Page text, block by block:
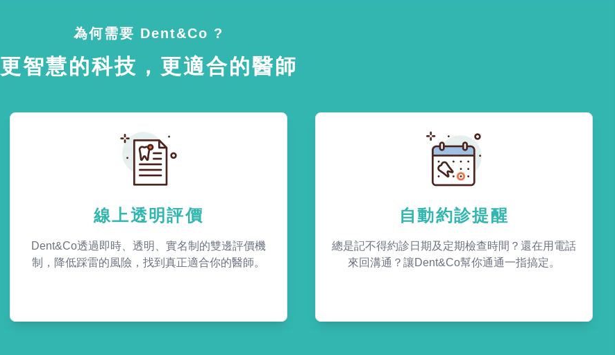
為何需要 Dent&Co ?
更智慧的科技，更適合的醫師
線上透明評價
Dent&Co透過即時、透明、實名制的雙邊評價機
制，降低踩雷的風險，找到真正適合你的醫師。
自動約診提醒
總是記不得約診日期及定期檢查時間？還在用電話
來回溝通？讓Dent&Co幫你通通一指搞定。